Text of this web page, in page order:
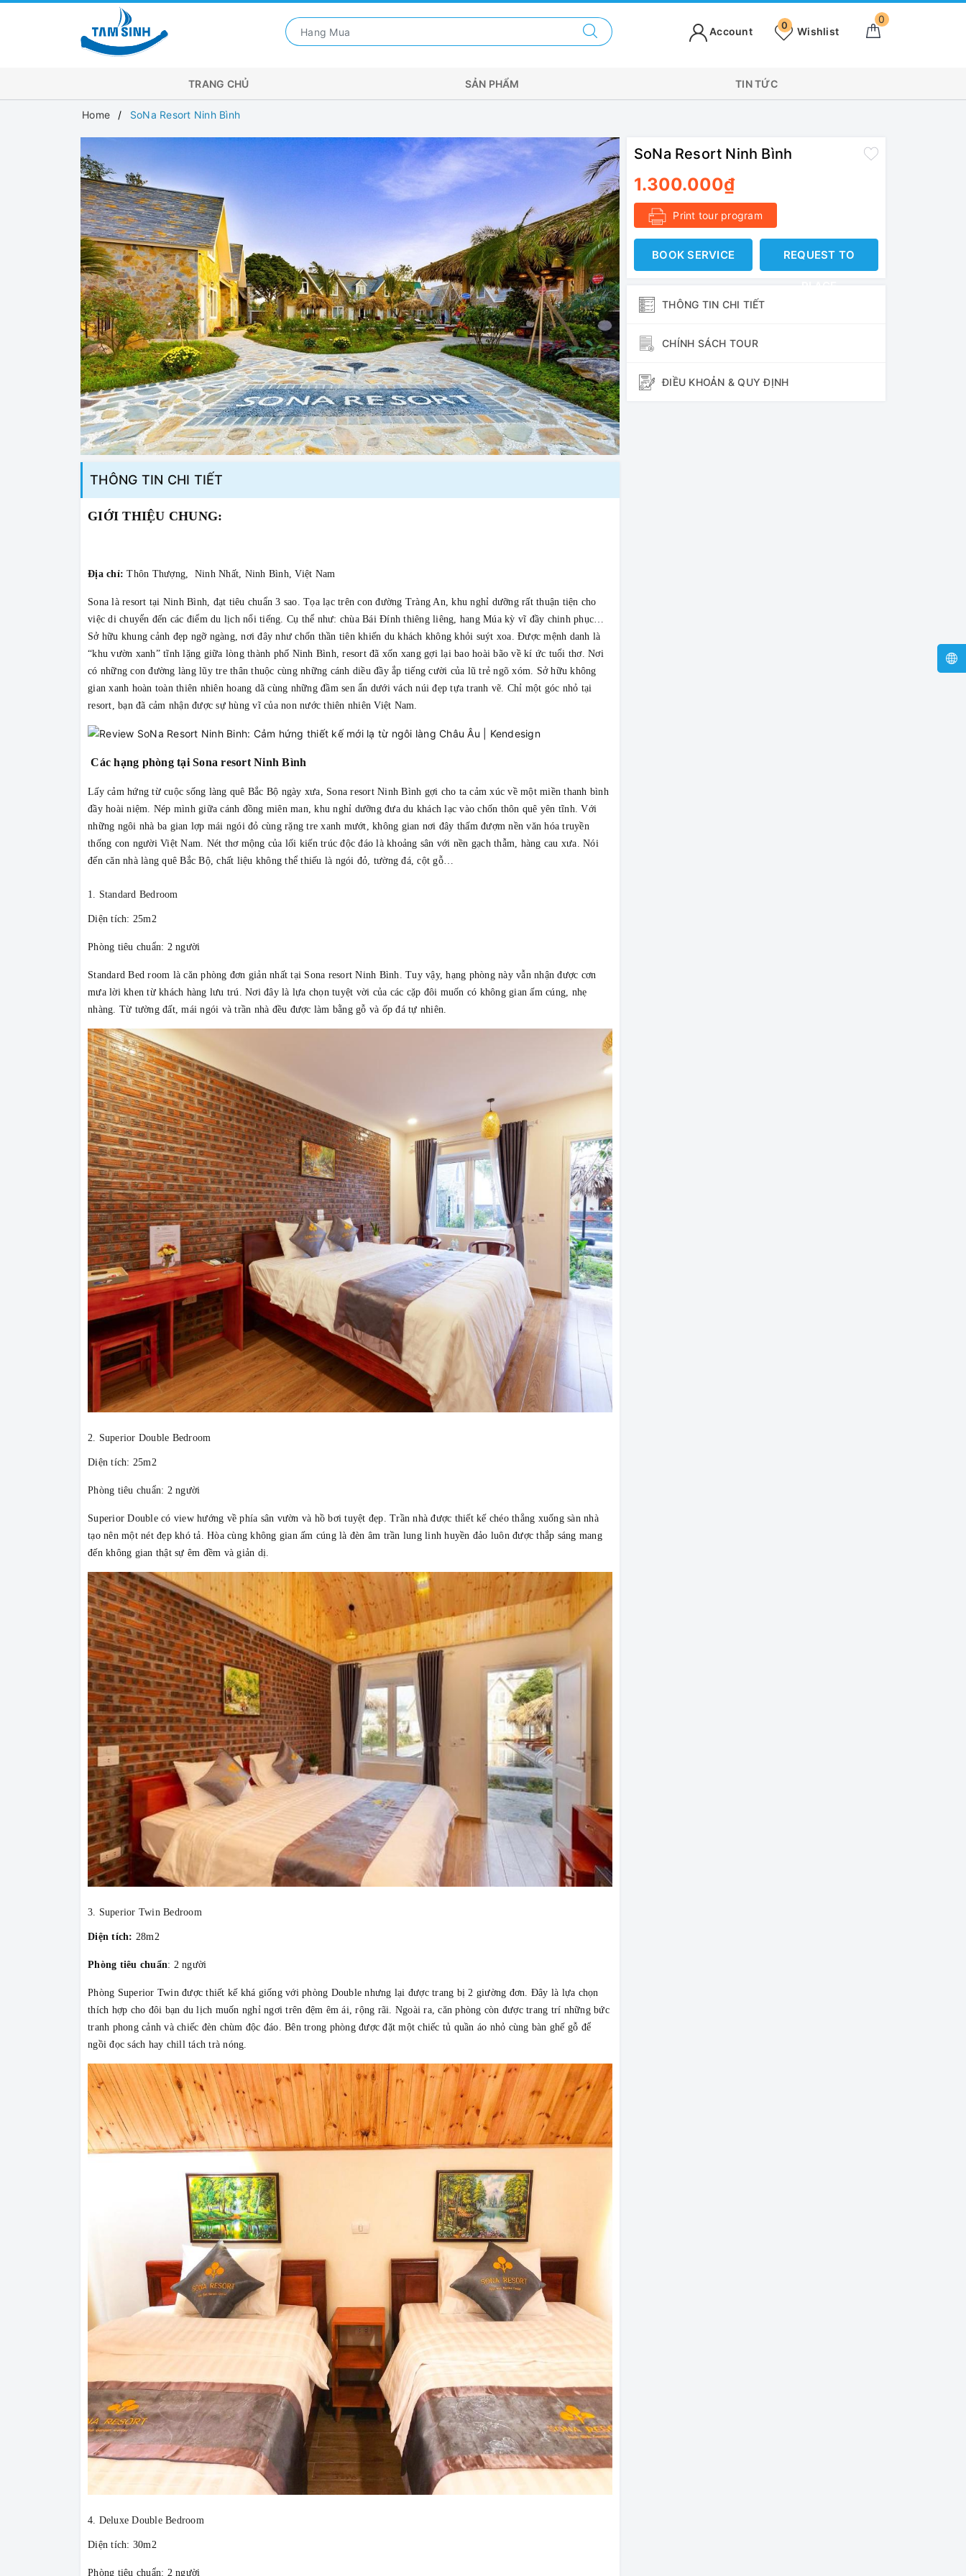
0
Wishlist
0
Account
TRANG CHỦ SẢN PHẨM TIN TỨC
Home SoNa Resort Ninh Bình
THÔNG TIN CHI TIẾT
GIỚI THIỆU CHUNG:
Địa chỉ:Thôn Thượng, Ninh Nhất, Ninh Bình, Việt Nam
Sona là resort tại Ninh Bình, đạt tiêu chuẩn 3 sao. Tọa lạc trên con đường Tràng An, khu nghỉ dưỡng rất thuận tiện cho
việc di chuyển đến các điểm du lịch nổi tiếng. Cụ thể như: chùa Bái Đính thiêng liêng, hang Múa kỳ vĩ đầy chinh phục…
Sở hữu khung cảnh đẹp ngỡ ngàng, nơi đây như chốn thần tiên khiến du khách không khỏi suýt xoa. Được mệnh danh là
“khu vườn xanh” tĩnh lặng giữa lòng thành phố Ninh Bình, resort đã xốn xang gợi lại bao hoài bão về kí ức tuổi thơ. Nơi
có những con đường làng lũy tre thân thuộc cùng những cánh diều đầy ắp tiếng cười của lũ trẻ ngõ xóm. Sở hữu không
gian xanh hoàn toàn thiên nhiên hoang dã cùng những đầm sen ẩn dưới vách núi đẹp tựa tranh vẽ. Chỉ một góc nhỏ tại
resort, bạn đã cảm nhận được sự hùng vĩ của non nước thiên nhiên Việt Nam.
Các hạng phòng tại Sona resort Ninh Bình
Lấy cảm hứng từ cuộc sống làng quê Bắc Bộ ngày xưa, Sona resort Ninh Bình gợi cho ta cảm xúc về một miền thanh bình
đầy hoài niệm. Nép mình giữa cánh đồng miên man, khu nghỉ dưỡng đưa du khách lạc vào chốn thôn quê yên tĩnh. Với
những ngôi nhà ba gian lợp mái ngói đỏ cùng rặng tre xanh mướt, không gian nơi đây thấm đượm nền văn hóa truyền
thống con người Việt Nam. Nét thơ mộng của lối kiến trúc độc đáo là khoảng sân với nền gạch thẫm, hàng cau xưa. Nói
đến căn nhà làng quê Bắc Bộ, chất liệu không thể thiếu là ngói đỏ, tường đá, cột gỗ…
1. Standard Bedroom
Diện tích: 25m2
Phòng tiêu chuẩn: 2 người
Standard Bed room là căn phòng đơn giản nhất tại Sona resort Ninh Bình. Tuy vậy, hạng phòng này vẫn nhận được cơn
mưa lời khen từ khách hàng lưu trú. Nơi đây là lựa chọn tuyệt vời của các cặp đôi muốn có không gian ấm cúng, nhẹ
nhàng. Từ tường đất, mái ngói và trần nhà đều được làm bằng gỗ và ốp đá tự nhiên.
2. Superior Double Bedroom
Diện tích: 25m2
Phòng tiêu chuẩn: 2 người
Superior Double có view hướng về phía sân vườn và hồ bơi tuyệt đẹp. Trần nhà được thiết kế chéo thẳng xuống sàn nhà
tạo nên một nét đẹp khó tả. Hòa cùng không gian ấm cúng là đèn âm trần lung linh huyền đảo luôn được thắp sáng mang
đến không gian thật sự êm đềm và giản dị.
3. Superior Twin Bedroom
Diện tích: 28m2
Phòng tiêu chuẩn: 2 người
Phòng Superior Twin được thiết kế khá giống với phòng Double nhưng lại được trang bị 2 giường đơn. Đây là lựa chọn
thích hợp cho đôi bạn du lịch muốn nghỉ ngơi trên đệm êm ái, rộng rãi. Ngoài ra, căn phòng còn được trang trí những bức
tranh phong cảnh và chiếc đèn chùm độc đáo. Bên trong phòng được đặt một chiếc tủ quần áo nhỏ cùng bàn ghế gỗ để
ngồi đọc sách hay chill tách trà nóng.
4. Deluxe Double Bedroom
Diện tích: 30m2
Phòng tiêu chuẩn: 2 người
SoNa Resort Ninh Bình
1.300.000₫
Print tour program
BOOK SERVICE REQUEST TO
THÔNG TIN CHI TIẾT
CHÍNH SÁCH TOUR
ĐIỀU KHOẢN & QUY ĐỊNH